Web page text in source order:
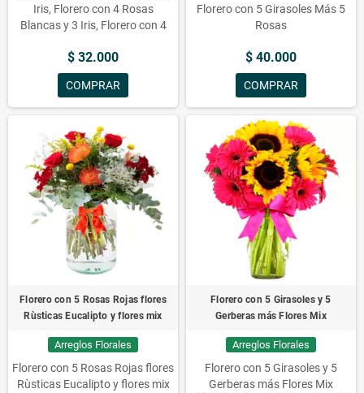
Iris, Florero con 4 Rosas
Blancas y 3 Iris, Florero con 4
con 4 Rosas Blancas y 3 Iris,
Floreros con Flores, Rosas,
Blancas, y el Florero de 4 Rosas
Blancas y 3 Iris, Florero de 4
$ 32.000
COMPRAR
Florero con 5 Girasoles Más 5
Rosas
$ 40.000
COMPRAR
Florero con 5 Rosas Rojas flores
Rùsticas Eucalipto y flores mix
Arreglos Florales
Florero con 5 Rosas Rojas flores
Rùsticas Eucalipto y flores mix
Florero con 5 Girasoles y 5
Gerberas más Flores Mix
Arreglos Florales
Florero con 5 Girasoles y 5
Gerberas más Flores Mix